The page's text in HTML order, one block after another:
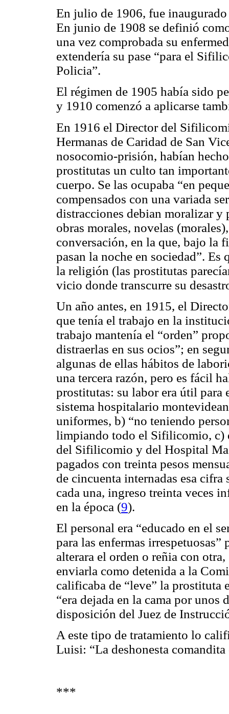
En julio de 1906, fue
En junio de 1908 se definió
una vez comprobada su
extendería su pase “para el
Policia”.
El régimen de 1905 había sido
y 1910 comenzó a aplicarse
En 1916 el Director del
Hermanas de Caridad de San
nosocomio-prisión, habían
prostitutas un culto tan
cuerpo. Se las ocupaba “en
compensados con una variada
distracciones debian moralizar
obras morales, novelas
conversación, en la que, bajo la
pasan la noche en sociedad”.
la religión (las prostitutas
vicio donde transcurre su
Un año antes, en 1915, el
que tenía el trabajo en la
trabajo mantenía el “orden”
distraerlas en sus ocios”; en
algunas de ellas hábitos de
una tercera razón, pero es fácil
prostitutas: su labor era útil
sistema hospitalario
uniformes, b) “no teniendo
limpiando todo el Sifilicomio, c)
del Sifilicomio y del Hospital
pagados con treinta pesos
de cincuenta internadas esa cifra
cada una, ingreso treinta veces
en la época (9).
El personal era “educado en el
para las enfermas
alterara el orden o reñia con
enviarla como detenida a la
calificaba de “leve” la prostituta
“era dejada en la cama por unos
disposición del Juez de
A este tipo de tratamiento lo
Luisi: “La deshonesta
***